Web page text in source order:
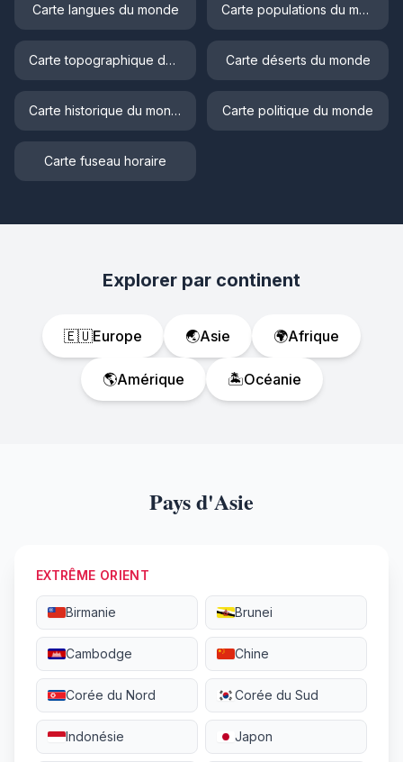
Carte langues du monde Carte populations du monde
Carte topographique du monde Carte déserts du monde
Carte historique du monde Carte politique du monde
Carte fuseau horaire
Explorer par continent
🇪🇺Europe 🌏Asie 🌍Afrique
🌎Amérique 🏝️Océanie
Pays d'Asie
EXTRÊME ORIENT
Birmanie Brunei
Cambodge Chine
Corée du Nord Corée du Sud
Indonésie Japon